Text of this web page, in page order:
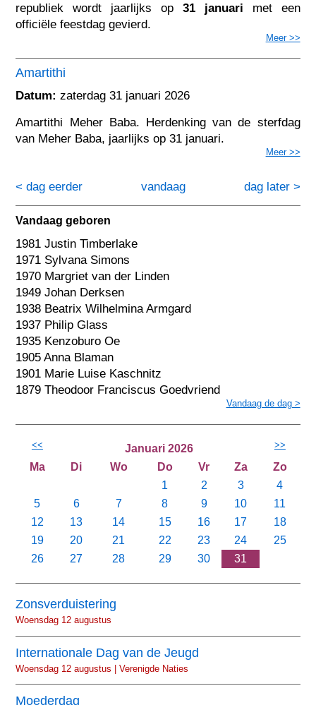
republiek wordt jaarlijks op 31 januari met een
officiële feestdag gevierd.
Meer >>
Amartithi
Datum: zaterdag 31 januari 2026
Amartithi Meher Baba. Herdenking van de sterfdag
van Meher Baba, jaarlijks op 31 januari.
Meer >>
< dag eerder dag later >
vandaag
Vandaag geboren
1981 Justin Timberlake
1971 Sylvana Simons
1970 Margriet van der Linden
1949 Johan Derksen
1938 Beatrix Wilhelmina Armgard
1937 Philip Glass
1935 Kenzoburo Oe
1905 Anna Blaman
1901 Marie Luise Kaschnitz
1879 Theodoor Franciscus Goedvriend
Vandaag de dag >
<< Januari 2026 >>
Ma Di Wo Do Vr Za
Zo
1
2 3
4
5
6 7 8 9 10
11
12
13 14 15 16 17
18
19
20 21 22 23 24
25
26
27 28 29 30 31
Zonsverduistering
Woensdag 12 augustus
Internationale Dag van de Jeugd
Woensdag 12 augustus | Verenigde Naties
Moederdag